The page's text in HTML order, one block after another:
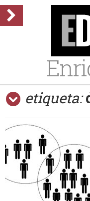
etiqueta: